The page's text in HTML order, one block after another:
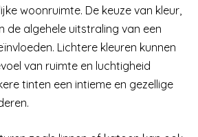
woonruimte. De keuze van kleur,
de algehele uitstraling van een
Lichtere kleuren kunnen
van ruimte en luchtigheid
tinten een intieme en gezellige